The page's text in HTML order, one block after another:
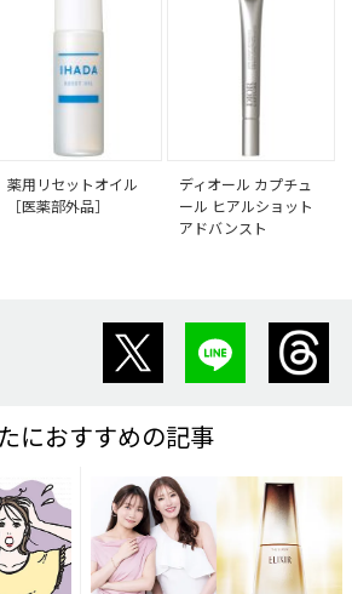
薬用リセットオイル
［医薬部外品］
ディオール カプチュ
ール ヒアルショット
アドバンスト
におすすめの記事